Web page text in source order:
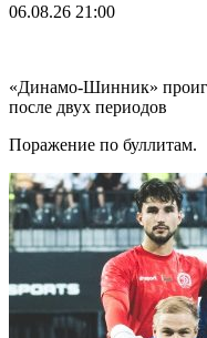
06.08.26 21:00
«Динамо-Шинник»
после двух периодов
Поражение по буллитам.